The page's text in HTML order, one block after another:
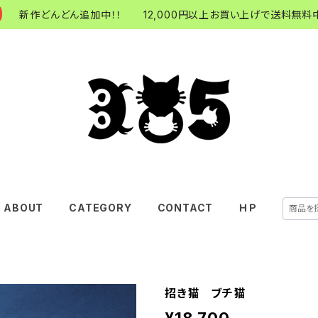
新作どんどん追加中！！ 12,000円以上お買い上げで送料無料中
ABOUT CATEGORY CONTACT ＨＰ
招き猫 ブチ猫